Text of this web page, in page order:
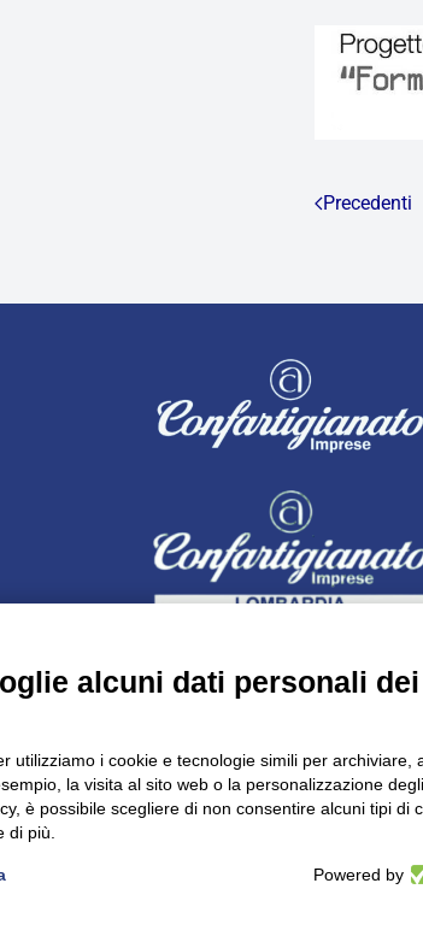
Precedenti
Dichiarazione di accessibilità UNIDATA -
alcuni dati personali dei
utilizziamo i cookie e tecnologie simili per archiviare,
la visita al sito web o la personalizzazione
è possibile scegliere di non consentire alcuni tipi di
di più.
Powered by